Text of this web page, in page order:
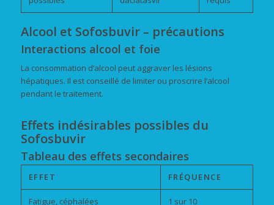
Alcool et Sofosbuvir – précautions
Interactions alcool et foie
La consommation d’alcool peut aggraver les lésions
hépatiques. Il est conseillé de limiter ou proscrire l’alcool
pendant le traitement.
Effets indésirables possibles du
Sofosbuvir
Tableau des effets secondaires
EFFET FRÉQUENCE
Fatigue, céphalées 1 sur 10